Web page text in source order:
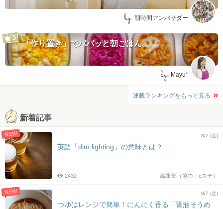
by: 朝時間アンバサダー
「作り置き」でパパッと朝ごはん
by: Mayu*
連載ランキングをもっと見る
新着記事
NEW 8/7 (金)
英語「dim lighting」の意味とは？
編集部（協力：eステ）
2432
NEW 8/7 (金)
つゆはレンジで簡単！にんにく香る「醤油そうめ